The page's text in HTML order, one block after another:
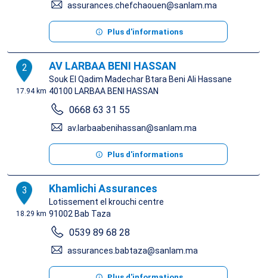
assurances.chefchaouen@sanlam.ma
Plus d'informations
2
17.94 km
AV LARBAA BENI HASSAN
Souk El Qadim Madechar Btara Beni Ali Hassane
40100 LARBAA BENI HASSAN
0668 63 31 55
av.larbaabenihassan@sanlam.ma
Plus d'informations
3
18.29 km
Khamlichi Assurances
Lotissement el krouchi centre
91002 Bab Taza
0539 89 68 28
assurances.babtaza@sanlam.ma